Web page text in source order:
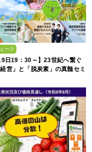
ース
日19：30～】23世紀へ繋ぐ
経営」と「脱炭素」の真髄セミ